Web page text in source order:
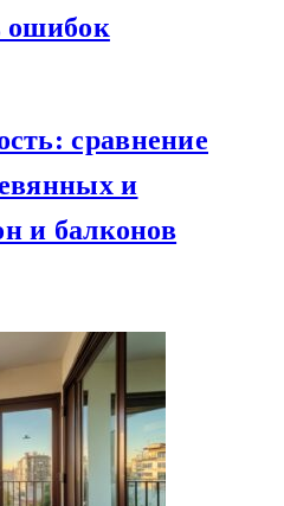
ошибок
сравнение
и
и балконов